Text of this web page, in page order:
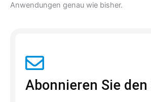
Anwendungen genau wie bisher.
Abonnieren Sie den